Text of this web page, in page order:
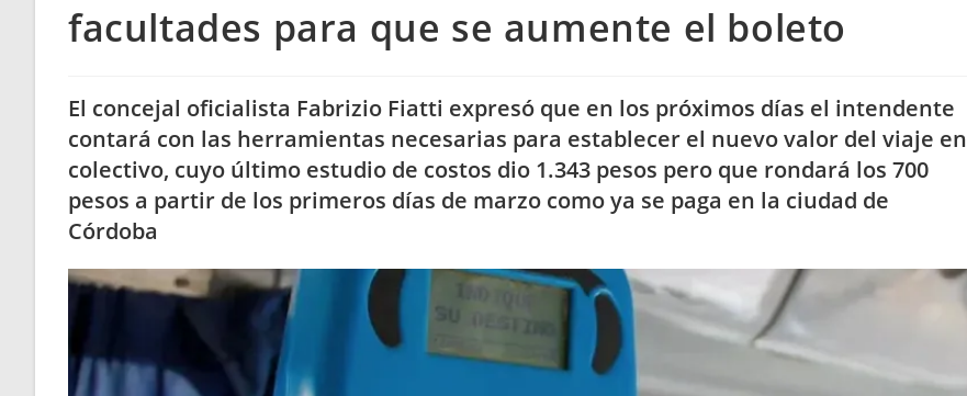
facultades para que se aumente el boleto
El concejal oficialista Fabrizio Fiatti expresó que en los próximos días el intendente
contará con las herramientas necesarias para establecer el nuevo valor del viaje en
colectivo, cuyo último estudio de costos dio 1.343 pesos pero que rondará los 700
pesos a partir de los primeros días de marzo como ya se paga en la ciudad de
Córdoba